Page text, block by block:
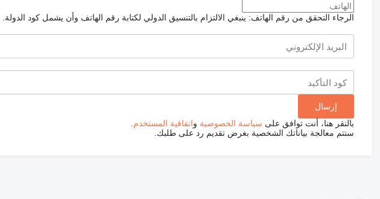
الرجاء التحقق من رقم الهاتف: ينبغي الالتزام بالتنسيق الدولي لكتابة رقم الهاتف وأن يشمل كود الدولة.
بالنقر هنا، أنت توافق على سياسة الخصوصية واتفاقية المستخدم
ستتم معالجة بياناتك الشخصية بغرض تقديم رد على طلبك.